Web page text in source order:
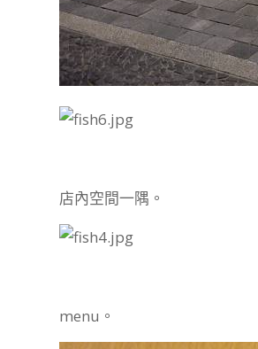
店內空間一隅。
menu。